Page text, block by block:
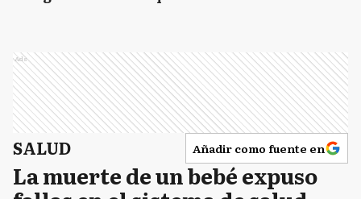
Ads
SALUD Añadir como fuente en
La muerte de un bebé expuso